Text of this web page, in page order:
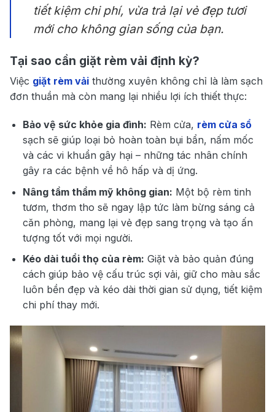
tiết kiệm chi phí, vừa trả lại vẻ đẹp tươi
mới cho không gian sống của bạn.
Tại sao cần giặt rèm vải định kỳ?
Việc giặt rèm vải thường xuyên không chỉ là làm sạch
đơn thuần mà còn mang lại nhiều lợi ích thiết thực:
Bảo vệ sức khỏe gia đình: Rèm cửa, rèm cửa sổ
sạch sẽ giúp loại bỏ hoàn toàn bụi bẩn, nấm mốc
và các vi khuẩn gây hại – những tác nhân chính
gây ra các bệnh về hô hấp và dị ứng.
Nâng tầm thẩm mỹ không gian: Một bộ rèm tinh
tươm, thơm tho sẽ ngay lập tức làm bừng sáng cả
căn phòng, mang lại vẻ đẹp sang trọng và tạo ấn
tượng tốt với mọi người.
Kéo dài tuổi thọ của rèm: Giặt và bảo quản đúng
cách giúp bảo vệ cấu trúc sợi vải, giữ cho màu sắc
luôn bền đẹp và kéo dài thời gian sử dụng, tiết kiệm
chi phí thay mới.